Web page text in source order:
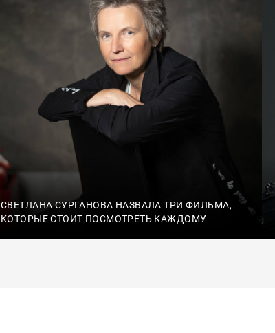
СВЕТЛАНА СУРГАНОВА НАЗВАЛА ТРИ ФИЛЬМА,
КОТОРЫЕ СТОИТ ПОСМОТРЕТЬ КАЖДОМУ